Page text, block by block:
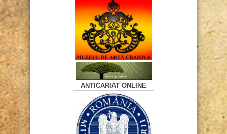
ANTICARIAT ONLINE